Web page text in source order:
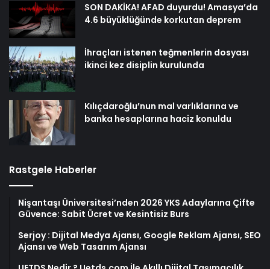
SON DAKİKA! AFAD duyurdu! Amasya’da
4.6 büyüklüğünde korkutan deprem
İhraçları istenen teğmenlerin dosyası
ikinci kez disiplin kurulunda
Kılıçdaroğlu’nun mal varlıklarına ve
banka hesaplarına haciz konuldu
Rastgele Haberler
Nişantaşı Üniversitesi’nden 2026 YKS Adaylarına Çifte
Güvence: Sabit Ücret ve Kesintisiz Burs
Serjoy : Dijital Medya Ajansı, Google Reklam Ajansı, SEO
Ajansı ve Web Tasarım Ajansı